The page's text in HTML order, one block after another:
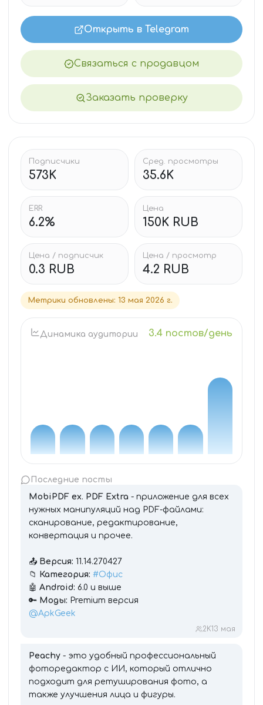
Открыть в Telegram
Связаться с продавцом
Заказать проверку
Подписчики
573K
Сред. просмотры
35.6K
ERR
6.2%
Цена
150K RUB
Цена / подписчик
0.3 RUB
Цена / просмотр
4.2 RUB
Метрики обновлены: 13 мая 2026 г.
Динамика аудитории 3.4 постов/день
Последние посты
MobiPDF ex. PDF Extra - приложение для всех
нужных манипуляций над PDF-файлами:
сканирование, редактирование,
конвертация и прочее.
📤 Версия: 11.14.270427
📁 Категория: #Офис
🤖 Android: 6.0 и выше
🔑 Моды: Premium версия
@ApkGeek
2K13 мая
Peachy - это удобный профессиональный
фоторедактор с ИИ, который отлично
подходит для ретуширования фото, а
также улучшения лица и фигуры.